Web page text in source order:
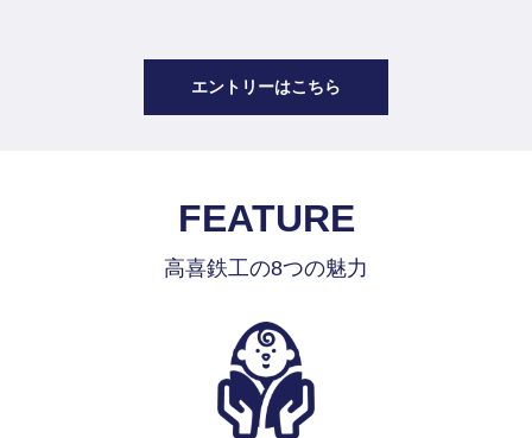
エントリーはこちら
FEATURE
高喜鉄工の8つの魅力